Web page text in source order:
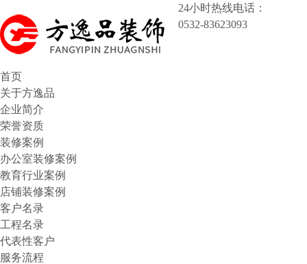
24小时热线电话：
0532-83623093
首页
关于方逸品
企业简介
荣誉资质
装修案例
办公室装修案例
教育行业案例
店铺装修案例
客户名录
工程名录
代表性客户
服务流程